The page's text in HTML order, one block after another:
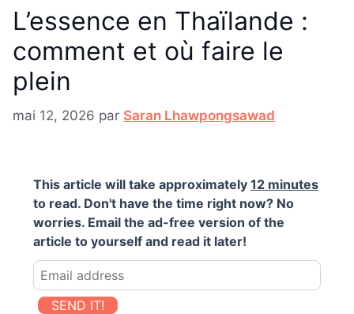
L’essence en Thaïlande :
comment et où faire le
plein
mai 12, 2026 par Saran Lhawpongsawad
This article will take approximately 12 minutes
to read. Don't have the time right now? No
worries. Email the ad-free version of the
article to yourself and read it later!
SEND IT!